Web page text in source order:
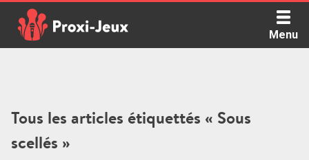
content
Menu
Tous les articles étiquettés « Sous
scellés »